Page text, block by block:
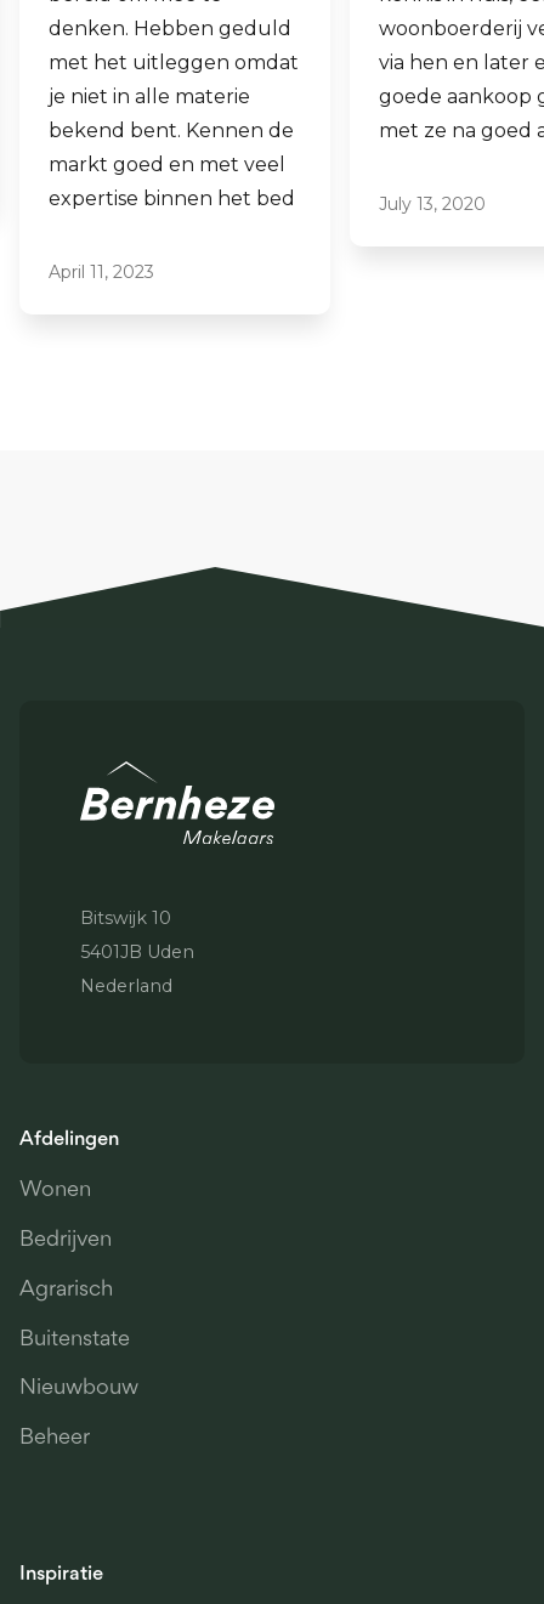
woonboerderij verkocht
via hen en later een
goede aankoop gedaan
met ze na goed advies.
July 13, 2020
ook een
aankopen.
Laagdrempelig
professioneel,
Bitswijk 10
5401JB Uden
Nederland
Afdelingen
Wonen
Bedrijven
Agrarisch
Buitenstate
Nieuwbouw
Beheer
Inspiratie